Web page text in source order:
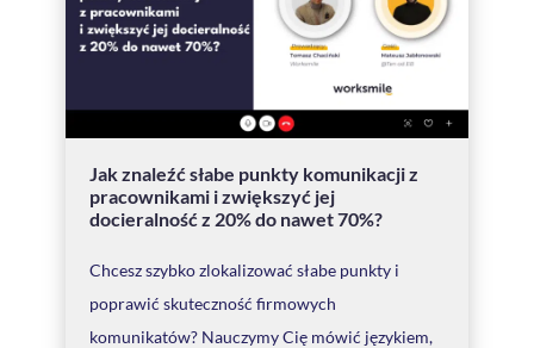
Jak znaleźć słabe punkty komunikacji z
pracownikami i zwiększyć jej
docieralność z 20% do nawet 70%?
Chcesz szybko zlokalizować słabe punkty i
poprawić skuteczność firmowych
komunikatów? Nauczymy Cię mówić językiem,